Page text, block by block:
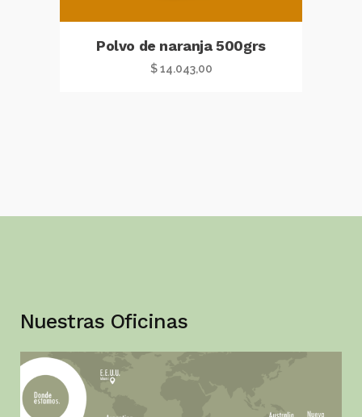
Polvo de naranja 500grs
$14.043,00
Nuestras Oficinas